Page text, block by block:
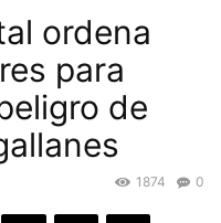
ordena
para
de
0
1874